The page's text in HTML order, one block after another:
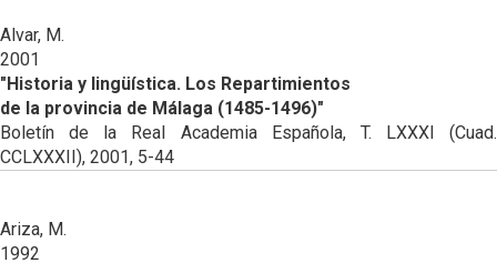
Alvar, M.
2001
"Historia y lingüística. Los Repartimientos
de la provincia de Málaga (1485-1496)"
Boletín de la Real Academia Española, T. LXXXI (Cuad.
CCLXXXII), 2001, 5-44
Ariza, M.
1992